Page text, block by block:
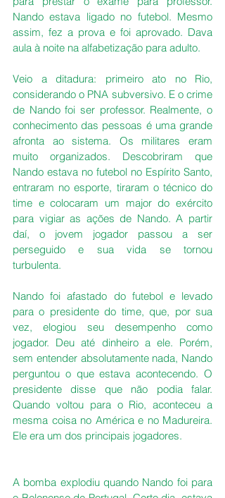
Nando estava ligado no futebol. Mesmo
assim, fez a prova e foi aprovado. Dava
aula à noite na alfabetização para adulto.
Veio a ditadura: primeiro ato no Rio,
considerando o PNA subversivo. E o crime
de Nando foi ser professor. Realmente, o
conhecimento das pessoas é uma grande
afronta ao sistema. Os militares eram
muito organizados. Descobriram que
Nando estava no futebol no Espírito Santo,
entraram no esporte, tiraram o técnico do
time e colocaram um major do exército
para vigiar as ações de Nando. A partir
daí, o jovem jogador passou a ser
perseguido e sua vida se tornou
turbulenta.
Nando foi afastado do futebol e levado
para o presidente do time, que, por sua
vez, elogiou seu desempenho como
jogador. Deu até dinheiro a ele. Porém,
sem entender absolutamente nada, Nando
perguntou o que estava acontecendo. O
presidente disse que não podia falar.
Quando voltou para o Rio, aconteceu a
mesma coisa no América e no Madureira.
Ele era um dos principais jogadores.
A bomba explodiu quando Nando foi para